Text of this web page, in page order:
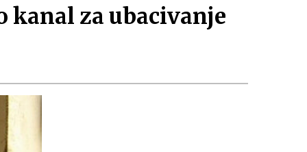
kanal za ubacivanje